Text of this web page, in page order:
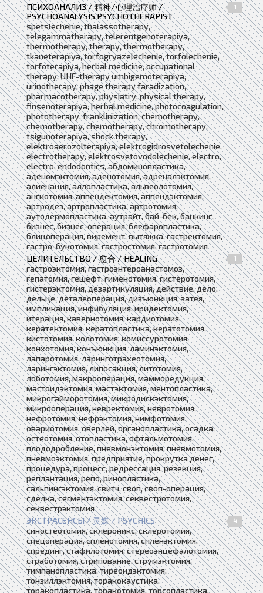
ПСИХОАНАЛИЗ / 精神/心理治疗师 /
PSYCHOANALYSIS PSYCHOTHERAPIST
1
spetslechenie, thalassotherapy,
telegammatherapy, telerentgenoterapiya,
thermotherapy, therapy, thermotherapy,
tkaneterapiya, torfogryazelechenie, torfolechenie,
torfoterapiya, herbal medicine, occupational
therapy, UHF-therapy umbigemoterapiya,
urinotherapy, phage therapy faradization,
pharmacotherapy, physiatry, physical therapy,
finsenoterapiya, herbal medicine, photocoagulation,
phototherapy, franklinization, chemotherapy,
chemotherapy, chemotherapy, chromotherapy,
tsigunoterapiya, shock therapy,
elektroaerozolterapiya, elektrogidrosvetolechenie,
electrotherapy, elektrosvetovodolechenie, electro,
electro, endodontics, абдоминопластика,
аденомэктомия, аденотомия, адреналэктомия,
алиенация, аллопластика, альвеолотомия,
ангиотомия, аппендектомия, аппендэктомия,
артродез, артропластика, артротомия,
аутодермопластика, аутрайт, бай-бек, банкинг,
бизнес, бизнес-операция, блефаропластика,
блицоперация, виремент, вытяжка, гастректомия,
гастро-букотомия, гастростомия, гастротомия
ЦЕЛИТЕЛЬСТВО / 愈合 / HEALING
1
гастроэктомия, гастроэнтероанастомоз,
гепатомия, гешефт, гименотомия, гистеротомия,
гистерэктомия, дезартикуляция, действие, дело,
дельце, деталеоперация, дизъюнкция, затея,
импликация, инфибуляция, иридектомия,
итерация, кавернотомия, кардиотомия,
кератектомия, кератопластика, кератотомия,
кистотомия, колотомия, комиссуротомия,
конхотомия, конъюнкция, ламинэктомия,
лапаротомия, ларинготрахеотомия,
ларингэктомия, липосакция, литотомия,
лоботомия, макрооперация, мамморедукция,
мастоидэктомия, мастэктомия, ментопластика,
микрогайморотомия, микродискэктомия,
микрооперация, невректомия, невротомия,
нефротомия, нефрэктомия, нимфотомия,
овариотомия, оверлей, органопластика, осадка,
остеотомия, отопластика, офтальмотомия,
плододробление, пневмонэктомия, пневмотомия,
пневмоэктомия, предприятие, прокрутка денег,
процедура, процесс, редрессация, резекция,
реплантация, репо, ринопластика,
сальпингэктомия, свитч, своп, своп-операция,
сделка, сегментэктомия, секвестротомия,
секвестрэктомия
ЭКСТРАСЕНСЫ / 灵媒 / PSYCHICS
4
синостеотомия, склероникс, склеротомия,
спецоперация, спленотомия, спленэктомия,
спрединг, стафилотомия, стереоэнцефалотомия,
стработомия, стрипование, струмэктомия,
тимпанопластика, тиреоидэктомия,
тонзиллэктомия, торакокаустика,
торакопластика, торакотомия, торсопластика,